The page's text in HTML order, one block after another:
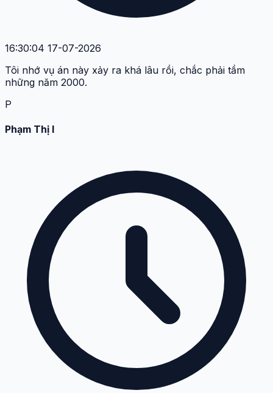
16:30:04 17-07-2026
Tôi nhớ vụ án này xảy ra khá lâu rồi, chắc phải tầm
những năm 2000.
P
Phạm Thị I